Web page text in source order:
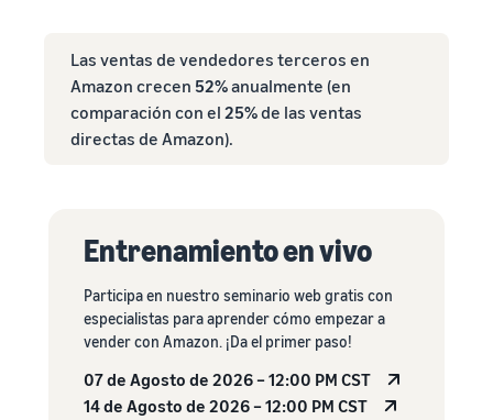
Las ventas de vendedores terceros en
Amazon crecen 52%anualmente (en
comparación con el 25%de las ventas
directas de Amazon).
Entrenamiento en vivo
Participa en nuestro seminario web gratis con
especialistas para aprender cómo empezar a
vender con Amazon. ¡Da el primer paso!
07 de Agosto de 2026 – 12:00 PM CST
14 de Agosto de 2026 – 12:00 PM CST